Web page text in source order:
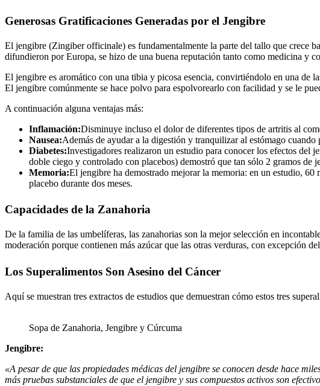
Generosas Gratificaciones Generadas por el Jengibre
El jengibre (Zingiber officinale) es fundamentalmente la parte del tallo que crece
difundieron por Europa, se hizo de una buena reputación tanto como medicina y
El jengibre es aromático con una tibia y picosa esencia, convirtiéndolo en una de
El jengibre comúnmente se hace polvo para espolvorearlo con facilidad y se le
A continuación alguna ventajas más:
Inflamación:Disminuye incluso el dolor de diferentes tipos de artritis al
Nausea:Además de ayudar a la digestión y tranquilizar al estómago
Diabetes:Investigadores realizaron un estudio para conocer los efectos del
doble ciego y controlado con placebos) demostró que tan sólo 2 gramos
Memoria:El jengibre ha demostrado mejorar la memoria: en un estudio, 60
placebo durante dos meses.
Capacidades de la Zanahoria
De la familia de las umbelíferas, las zanahorias son la mejor selección en
moderación porque contienen más azúcar que las otras verduras, con excepción
Los Superalimentos Son Asesino del Cáncer
Aquí se muestran tres extractos de estudios que demuestran cómo estos tres
Sopa de Zanahoria, Jengibre y Cúrcuma
Jengibre:
«A pesar de que las propiedades médicas del jengibre se conocen desde hace
más pruebas substanciales de que el jengibre y sus compuestos activos son